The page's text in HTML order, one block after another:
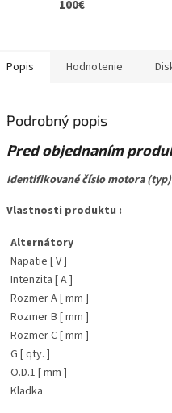
100€
Popis Hodnotenie
Podrobný popis
Pred objednaním
Identifikované číslo motora
Vlastnosti produktu :
Alternátory
Napätie [ V ]
Intenzita [ A ]
Rozmer A [ mm ]
Rozmer B [ mm ]
Rozmer C [ mm ]
G [ qty. ]
O.D.1 [ mm ]
Kladka